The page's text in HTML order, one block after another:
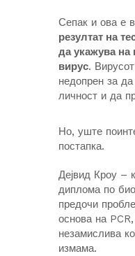
Сепак и ова е
резултат на
да укажува на
вирус.
недопрен за
личност и да
Но, уште
постапка.
Дејвид Кроу –
диплома по
предочи
основа на
незамислива
измама.